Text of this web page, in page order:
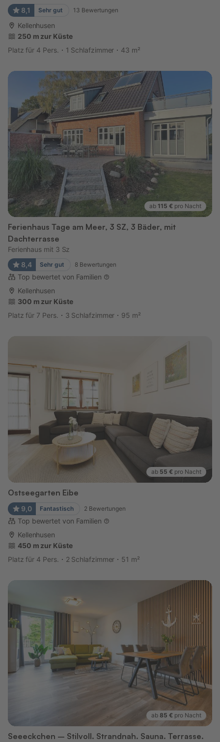
8,1 Sehr gut 13 Bewertungen
Kellenhusen
250 m zur Küste
Platz für 4 Pers.
1 Schlafzimmer 43 m²
ab 115 € pro Nacht
Ferienhaus Tage am Meer, 3 SZ, 3 Bäder, mit
Dachterrasse
Ferienhaus mit 3 Sz
8,4
Sehr gut 8 Bewertungen
Top bewertet von Familien
Kellenhusen
300 m zur Küste
Platz für 7 Pers.
3 Schlafzimmer 95 m²
ab 55 € pro Nacht
Ostseegarten Eibe
9,0 Fantastisch 2 Bewertungen
Top bewertet von Familien
Kellenhusen
450 m zur Küste
Platz für 4 Pers.
2 Schlafzimmer 51 m²
ab 85 € pro Nacht
Seeeckchen – Stilvoll. Strandnah. Sauna. Terrasse.